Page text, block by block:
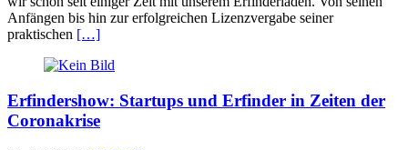
Anfängen bis hin zur erfolgreichen Lizenzvergabe seiner
praktischen […]
Erfindershow: Startups und Erfinder in Zeiten der
Coronakrise